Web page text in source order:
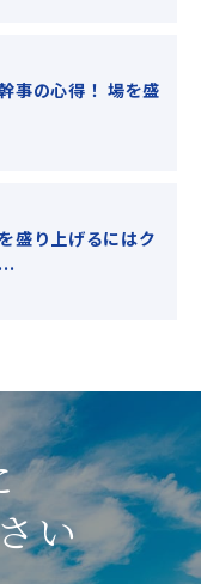
事の心得！ 場を盛
盛り上げるにはク
い